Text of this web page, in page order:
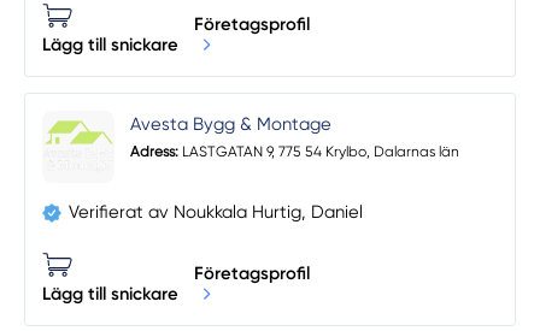
Lägg till snickare
Företagsprofil
Avesta Bygg & Montage
Adress: LASTGATAN 9, 775 54 Krylbo, Dalarnas län
Verifierat av Noukkala Hurtig, Daniel
Lägg till snickare
Företagsprofil